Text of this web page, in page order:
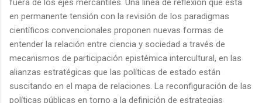
en permanente tensión con la revisión de los paradigmas
científicos convencionales proponen nuevas formas de
entender la relación entre ciencia y sociedad a través de
mecanismos de participación epistémica intercultural, en las
alianzas estratégicas que las políticas de estado están
suscitando en el mapa de relaciones. La reconfiguración de las
políticas públicas en torno a la definición de estrategias